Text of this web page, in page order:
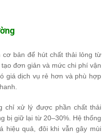
bản để hút chất thải lỏng từ
đơn giản và mức chi phí vận
giá dịch vụ rẻ hơn và phù hợp
chỉ xử lý được phần chất thải
bị giữ lại từ 20–30%. Hệ thống
hiệu quả, đôi khi vẫn gây mùi